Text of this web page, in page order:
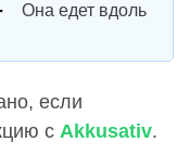
Она едет вдоль
если
с Akkusativ.